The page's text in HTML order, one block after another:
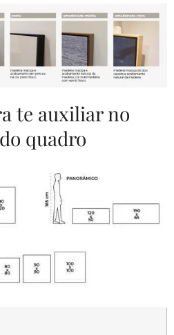
te auxiliar no
quadro